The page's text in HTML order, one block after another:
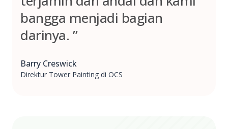
bangga menjadi bagian
darinya. ”
Barry Creswick
Direktur Tower Painting di OCS